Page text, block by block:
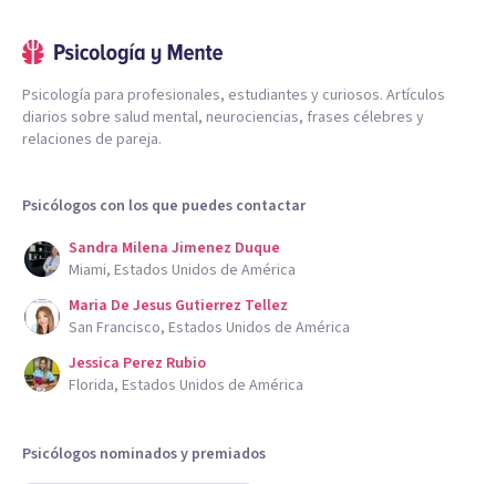
Psicología para profesionales, estudiantes y curiosos. Artículos
diarios sobre salud mental, neurociencias, frases célebres y
relaciones de pareja.
Psicólogos con los que puedes contactar
Sandra Milena Jimenez Duque
Miami, Estados Unidos de América
Maria De Jesus Gutierrez Tellez
San Francisco, Estados Unidos de América
Jessica Perez Rubio
Florida, Estados Unidos de América
Psicólogos nominados y premiados